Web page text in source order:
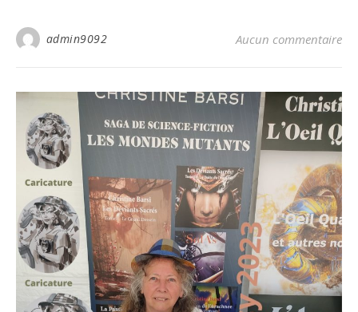
admin9092 Aucun commentaire